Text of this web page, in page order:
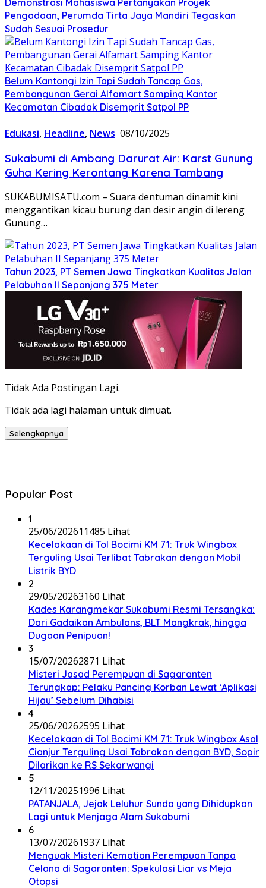
Pengadaan, Perumda Tirta Jaya Mandiri Tegaskan
Sudah Sesuai Prosedur
Belum Kantongi Izin Tapi Sudah Tancap Gas,
Pembangunan Gerai Alfamart Samping Kantor
Kecamatan Cibadak Disemprit Satpol PP
Edukasi, Headline, News 08/10/2025
Sukabumi di Ambang Darurat Air: Karst Gunung
Guha Kering Kerontang Karena Tambang
SUKABUMISATU.com – Suara dentuman dinamit kini
menggantikan kicau burung dan desir angin di lereng
Gunung…
Tahun 2023, PT Semen Jawa Tingkatkan Kualitas Jalan
Pelabuhan II Sepanjang 375 Meter
Tidak Ada Postingan Lagi.
Tidak ada lagi halaman untuk dimuat.
Selengkapnya
Popular Post
1
25/06/202611485 Lihat
Kecelakaan di Tol Bocimi KM 71: Truk Wingbox
Terguling Usai Terlibat Tabrakan dengan Mobil
Listrik BYD
2
29/05/20263160 Lihat
Kades Karangmekar Sukabumi Resmi Tersangka:
Dari Gadaikan Ambulans, BLT Mangkrak, hingga
Dugaan Penipuan!
3
15/07/20262871 Lihat
Misteri Jasad Perempuan di Sagaranten
Terungkap: Pelaku Pancing Korban Lewat ‘Aplikasi
Hijau’ Sebelum Dihabisi
4
25/06/20262595 Lihat
Kecelakaan di Tol Bocimi KM 71: Truk Wingbox Asal
Cianjur Terguling Usai Tabrakan dengan BYD, Sopir
Dilarikan ke RS Sekarwangi
5
12/11/20251996 Lihat
PATANJALA, Jejak Leluhur Sunda yang Dihidupkan
Lagi untuk Menjaga Alam Sukabumi
6
13/07/20261937 Lihat
Menguak Misteri Kematian Perempuan Tanpa
Celana di Sagaranten: Spekulasi Liar vs Meja
Otopsi